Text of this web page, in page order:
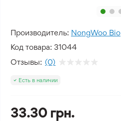
Производитель: NongWoo Bio
Код товара: 31044
Отзывы: (0)
Есть в наличии
33.30 грн.